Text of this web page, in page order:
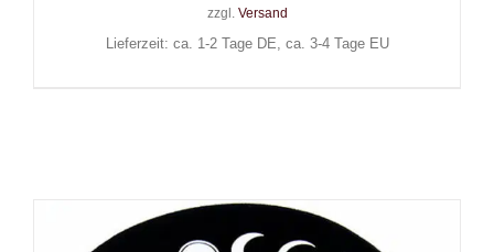
zzgl. Versand
Lieferzeit: ca. 1-2 Tage DE, ca. 3-4 Tage EU